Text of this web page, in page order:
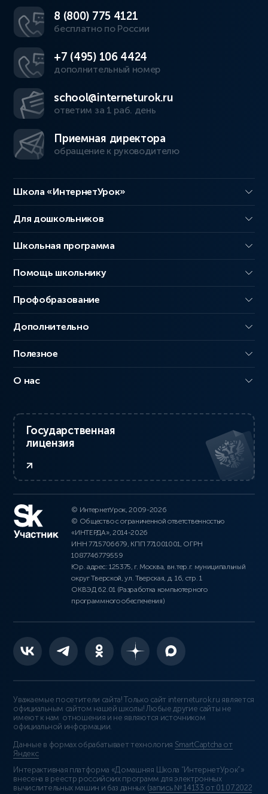
8 (800) 775 4121
бесплатно по России
+7 (495) 106 4424
дополнительный номер
school@interneturok.ru
ответим за 1 раб. день
Приемная директора
обращение к руководителю
Школа «ИнтернетУрок»
Для дошкольников
Школьная программа
Помощь школьнику
Профобразование
Дополнительно
Полезное
О нас
Государственная
лицензия
© ИнтернетУрок, 2009-2026
© Общество с ограниченной ответственностью
«ИНТЕРДА», 2014-2026
ИНН 7715706679, КПП 771001001, ОГРН
1087746779559
Юр. адрес: 125375, г. Москва, вн.тер.г. муниципальный
округ Тверской, ул. Тверская, д. 16, стр. 1
ОКВЭД 62.01 (Разработка компьютерного
программного обеспечения)
Уважаемые посетители сайта! Только сайт interneturok.ru является
официальным сайтом нашей школы! Любые другие сайты не
имеют к нам отношения и не являются источником
официальной информации.
Данные в формах обрабатывает технология SmartCaptcha от
Яндекс
Интерактивная платформа «Домашняя Школа “ИнтернетУрок”»
внесена в реестр российских программ для электронных
вычислительных машин и баз данных (запись № 14133 от 01.07.2022